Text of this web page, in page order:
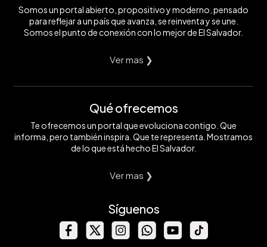
Somos un portal abierto, propositivo y moderno, pensado
para reflejar a un país que avanza, se reinventa y se une.
Somos el punto de conexión con lo mejor de El Salvador.
Ver mas ❯
Qué ofrecemos
Te ofrecemos un portal que evoluciona contigo. Que
informa, pero también inspira. Que te representa. Mostramos
de lo que está hecho El Salvador.
Ver mas ❯
Síguenos